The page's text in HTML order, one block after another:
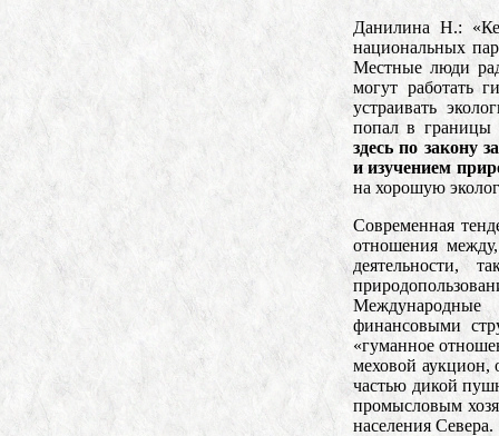
Данилина Н.:
национальных
Местные люди
могут работать
устраивать
попал в границы
здесь по закону
и изучением
на хорошую
Современная
отношения
деятельности,
финансовыми
«гуманное
меховой аукцион,
частью дикой
промысловым
населения Севера.